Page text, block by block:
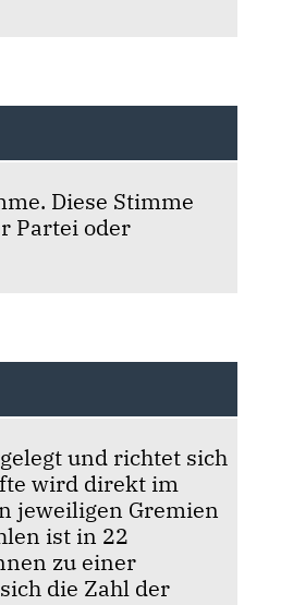
Diese Stimme
Partei oder
und richtet sich
wird direkt im
jeweiligen Gremien
ist in 22
zu einer
die Zahl der